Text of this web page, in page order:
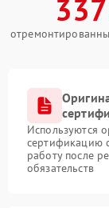
Используются
сертификацию
работу после
обязательств